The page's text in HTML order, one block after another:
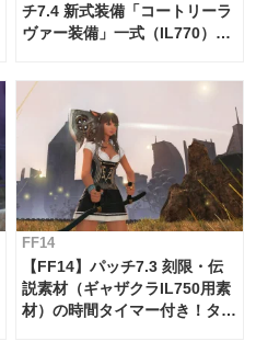
チ7.4 新式装備「コートリーラ
ヴァー装備」一式（IL770）の
FF14
【FF14】パッチ7.3 刻限・伝
説素材（ギャザクラIL750用素
材）の時間タイマー付き！タイ